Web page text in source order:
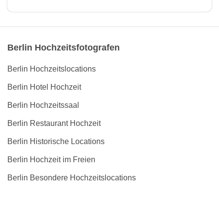
Berlin Hochzeitsfotografen
Berlin Hochzeitslocations
Berlin Hotel Hochzeit
Berlin Hochzeitssaal
Berlin Restaurant Hochzeit
Berlin Historische Locations
Berlin Hochzeit im Freien
Berlin Besondere Hochzeitslocations